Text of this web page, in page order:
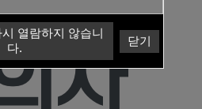
열람하지 않습니
다.
닫기
사